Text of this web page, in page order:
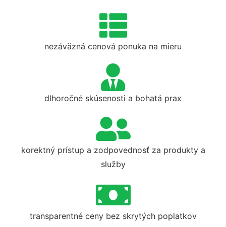
nezáväzná cenová ponuka na mieru
dlhoročné skúsenosti a bohatá prax
korektný prístup a zodpovednosť za produkty a
služby
transparentné ceny bez skrytých poplatkov